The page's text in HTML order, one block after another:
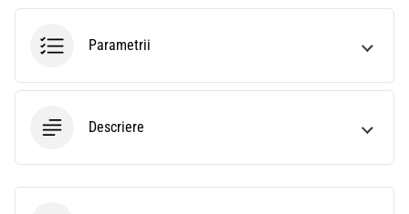
Parametrii
Descriere